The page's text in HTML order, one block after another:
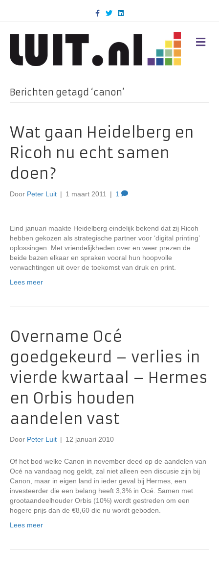
c
k
T
w
i
n
d
M
E
Berichten getagd ‘canon’
Wat gaan Heidelberg en
Ricoh nu echt samen
doen?
Door Peter Luit | 1 maart 2011 | 1
Eind januari maakte Heidelberg eindelijk bekend dat zij Ricoh
hebben gekozen als strategische partner voor ‘digital printing’
oplossingen. Met vriendelijkheden over en weer prezen de
beide bazen elkaar en spraken vooral hun hoopvolle
verwachtingen uit over de toekomst van druk en print.
Lees meer
Overname Océ
goedgekeurd – verlies in
vierde kwartaal – Hermes
en Orbis houden
aandelen vast
Door Peter Luit | 12 januari 2010
Of het bod welke Canon in november deed op de aandelen van
Océ na vandaag nog geldt, zal niet alleen een discusie zijn bij
Canon, maar in eigen land in ieder geval bij Hermes, een
investeerder die een belang heeft 3,3% in Océ. Samen met
grootaandeelhouder Orbis (10%) wordt gestreden om een
hogere prijs dan de €8,60 die nu wordt geboden.
Lees meer